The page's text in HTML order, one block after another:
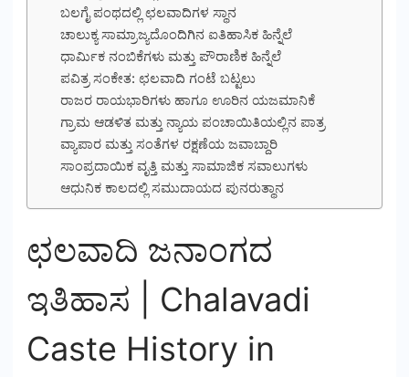
ಬಲಗೈ ಪಂಥದಲ್ಲಿ ಛಲವಾದಿಗಳ ಸ್ಥಾನ
ಚಾಲುಕ್ಯ ಸಾಮ್ರಾಜ್ಯದೊಂದಿಗಿನ ಐತಿಹಾಸಿಕ ಹಿನ್ನೆಲೆ
ಧಾರ್ಮಿಕ ನಂಬಿಕೆಗಳು ಮತ್ತು ಪೌರಾಣಿಕ ಹಿನ್ನೆಲೆ
ಪವಿತ್ರ ಸಂಕೇತ: ಛಲವಾದಿ ಗಂಟೆ ಬಟ್ಟಲು
ರಾಜರ ರಾಯಭಾರಿಗಳು ಹಾಗೂ ಊರಿನ ಯಜಮಾನಿಕೆ
ಗ್ರಾಮ ಆಡಳಿತ ಮತ್ತು ನ್ಯಾಯ ಪಂಚಾಯಿತಿಯಲ್ಲಿನ ಪಾತ್ರ
ವ್ಯಾಪಾರ ಮತ್ತು ಸಂತೆಗಳ ರಕ್ಷಣೆಯ ಜವಾಬ್ದಾರಿ
ಸಾಂಪ್ರದಾಯಿಕ ವೃತ್ತಿ ಮತ್ತು ಸಾಮಾಜಿಕ ಸವಾಲುಗಳು
ಆಧುನಿಕ ಕಾಲದಲ್ಲಿ ಸಮುದಾಯದ ಪುನರುತ್ಥಾನ
ಛಲವಾದಿ ಜನಾಂಗದ
ಇತಿಹಾಸ | Chalavadi
Caste History in